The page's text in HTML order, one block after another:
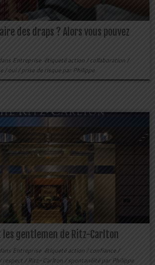
des draps ? Alors vous pouvez
Entreprise étiquetéaction /collaboration /
/ oui/prise de risquepar Philippe
les gentlemen de Ritz-Carlton
Entreprise étiquetéaction /confiance/
/respect /Ritz-Carlton /spontanéitépar Philippe